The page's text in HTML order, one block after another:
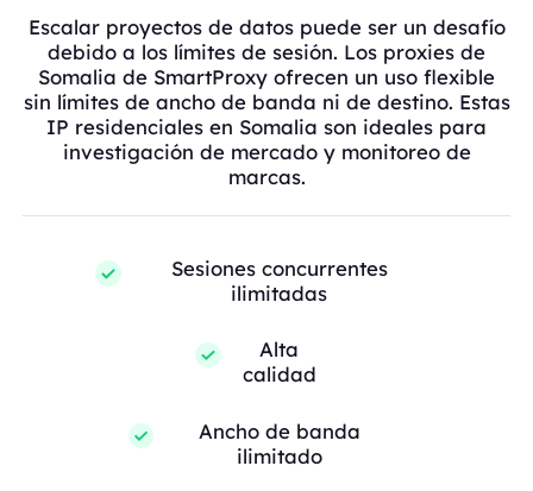
Escalar proyectos de datos puede ser un desafío
debido a los límites de sesión. Los proxies de
Somalia de SmartProxy ofrecen un uso flexible
sin límites de ancho de banda ni de destino. Estas
IP residenciales en Somalia son ideales para
investigación de mercado y monitoreo de
marcas.
Sesiones concurrentes
ilimitadas
Alta
calidad
Ancho de banda
ilimitado